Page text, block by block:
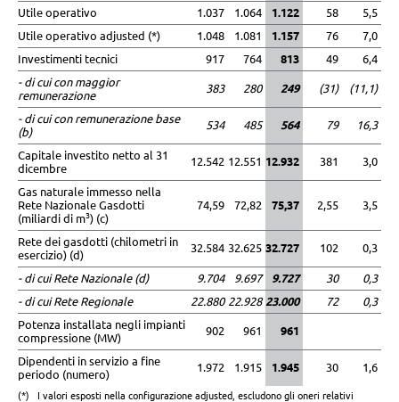
(*) I valori esposti nella configurazione adjusted, escludono gli oneri relativi
Utile operativo 1.037 1.064 1.122 58
5,5
Utile operativo adjusted (*)
1.048 1.081 1.157 76
7,0
Investimenti tecnici
917 764 813 49
6,4
- di cui con maggior
remunerazione
383 280 249 (31) (11,1)
- di cui con remunerazione base
(b)
534 485 564 79 16,3
Capitale investito netto al 31
dicembre
12.542 12.551 12.932 381 3,0
Gas naturale immesso nella
Rete Nazionale Gasdotti
(miliardi di m3) (c)
74,59 72,82 75,37 2,55 3,5
Rete dei gasdotti (chilometri in
esercizio) (d)
32.584 32.625 32.727 102 0,3
- di cui Rete Nazionale (d) 9.704 9.697 9.727 30
0,3
- di cui Rete Regionale
22.880 22.928 23.000 72
0,3
Potenza installata negli impianti
compressione (MW)
902 961 961
Dipendenti in servizio a fine
periodo (numero)
1.972 1.915 1.945 30 1,6